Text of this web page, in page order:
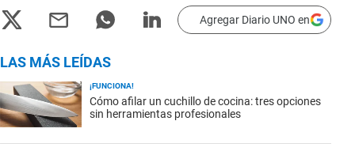
Agregar Diario UNO en
LAS MÁS LEÍDAS
¡FUNCIONA!
Cómo afilar un cuchillo de cocina: tres opciones
sin herramientas profesionales